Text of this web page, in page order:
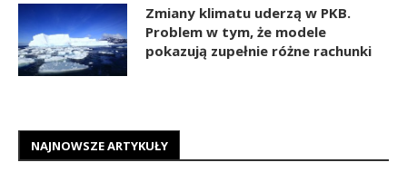
Zmiany klimatu uderzą w PKB.
Problem w tym, że modele
pokazują zupełnie różne rachunki
NAJNOWSZE ARTYKUŁY